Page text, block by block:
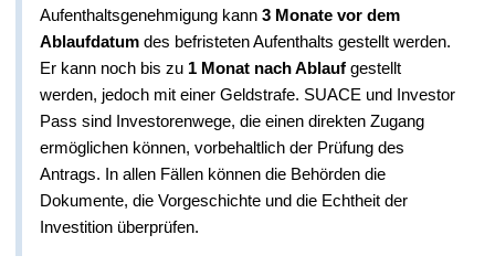
Aufenthaltsgenehmigung kann 3 Monate vor dem
Ablaufdatum des befristeten Aufenthalts gestellt werden.
Er kann noch bis zu 1 Monat nach Ablauf gestellt
werden, jedoch mit einer Geldstrafe. SUACE und Investor
Pass sind Investorenwege, die einen direkten Zugang
ermöglichen können, vorbehaltlich der Prüfung des
Antrags. In allen Fällen können die Behörden die
Dokumente, die Vorgeschichte und die Echtheit der
Investition überprüfen.